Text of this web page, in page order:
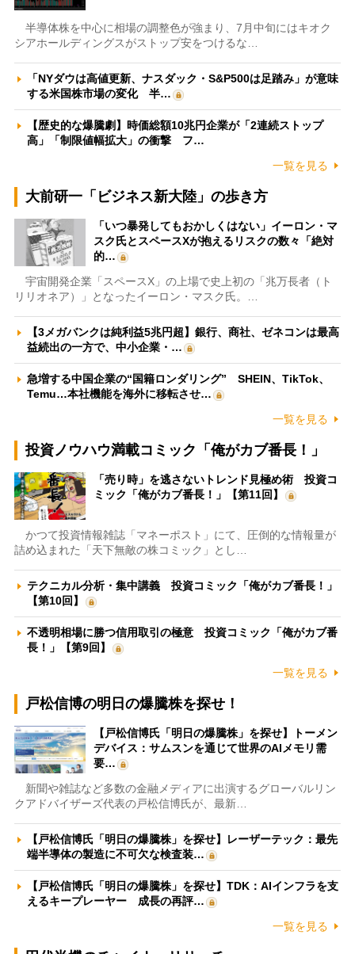
半導体株を中心に相場の調整色が強まり、7月中旬にはキオク
シアホールディングスがストップ安をつけるな…
「NYダウは高値更新、ナスダック・S&P500は足踏み」が意味
する米国株市場の変化 半…
【歴史的な爆騰劇】時価総額10兆円企業が「2連続ストップ
高」「制限値幅拡大」の衝撃 フ…
一覧を見る
大前研一「ビジネス新大陸」の歩き方
「いつ暴発してもおかしくはない」イーロン・マ
スク氏とスペースXが抱えるリスクの数々「絶対
的…
宇宙開発企業「スペースX」の上場で史上初の「兆万長者（ト
リリオネア）」となったイーロン・マスク氏。…
【3メガバンクは純利益5兆円超】銀行、商社、ゼネコンは最高
益続出の一方で、中小企業・…
急増する中国企業の“国籍ロンダリング” SHEIN、TikTok、
Temu…本社機能を海外に移転させ…
一覧を見る
投資ノウハウ満載コミック「俺がカブ番長！」
「売り時」を逃さないトレンド見極め術 投資コ
ミック「俺がカブ番長！」【第11回】
かつて投資情報雑誌「マネーポスト」にて、圧倒的な情報量が
詰め込まれた「天下無敵の株コミック」とし…
テクニカル分析・集中講義 投資コミック「俺がカブ番長！」
【第10回】
不透明相場に勝つ信用取引の極意 投資コミック「俺がカブ番
長！」【第9回】
一覧を見る
戸松信博の明日の爆騰株を探せ！
【戸松信博氏「明日の爆騰株」を探せ】トーメン
デバイス：サムスンを通じて世界のAIメモリ需
要…
新聞や雑誌など多数の金融メディアに出演するグローバルリン
クアドバイザーズ代表の戸松信博氏が、最新…
【戸松信博氏「明日の爆騰株」を探せ】レーザーテック：最先
端半導体の製造に不可欠な検査装…
【戸松信博氏「明日の爆騰株」を探せ】TDK：AIインフラを支
えるキープレーヤー 成長の再評…
一覧を見る